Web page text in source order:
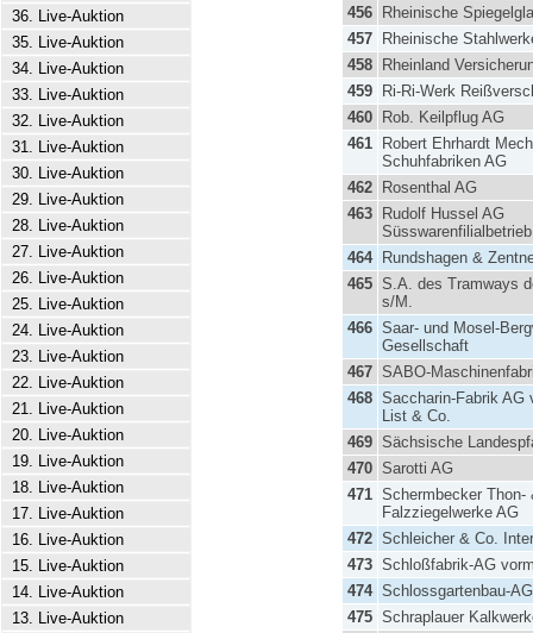
36. Live-Auktion
35. Live-Auktion
34. Live-Auktion
33. Live-Auktion
32. Live-Auktion
31. Live-Auktion
30. Live-Auktion
29. Live-Auktion
28. Live-Auktion
27. Live-Auktion
26. Live-Auktion
25. Live-Auktion
24. Live-Auktion
23. Live-Auktion
22. Live-Auktion
21. Live-Auktion
20. Live-Auktion
19. Live-Auktion
18. Live-Auktion
17. Live-Auktion
16. Live-Auktion
15. Live-Auktion
14. Live-Auktion
13. Live-Auktion
456
Rheinische
457
Rheinische
458
Rheinland
459
Ri-Ri-Werk
460
Rob. Keilpflug AG
461
Robert Ehrhardt
Schuhfabriken AG
462
Rosenthal AG
463
Rudolf Hussel AG
Süsswarenfilialbetrieb
464
Rundshagen &
465 S.A. des Tramways
s/M.
466 Saar- und Mosel-
Gesellschaft
467 SABO-
468 Saccharin-Fabrik AG
List & Co.
469 Sächsische
470 Sarotti AG
471 Schermbecker Thon-
Falzziegelwerke AG
472 Schleicher & Co.
473 Schloßfabrik-AG
474 Schlossgartenbau-AG
475 Schraplauer